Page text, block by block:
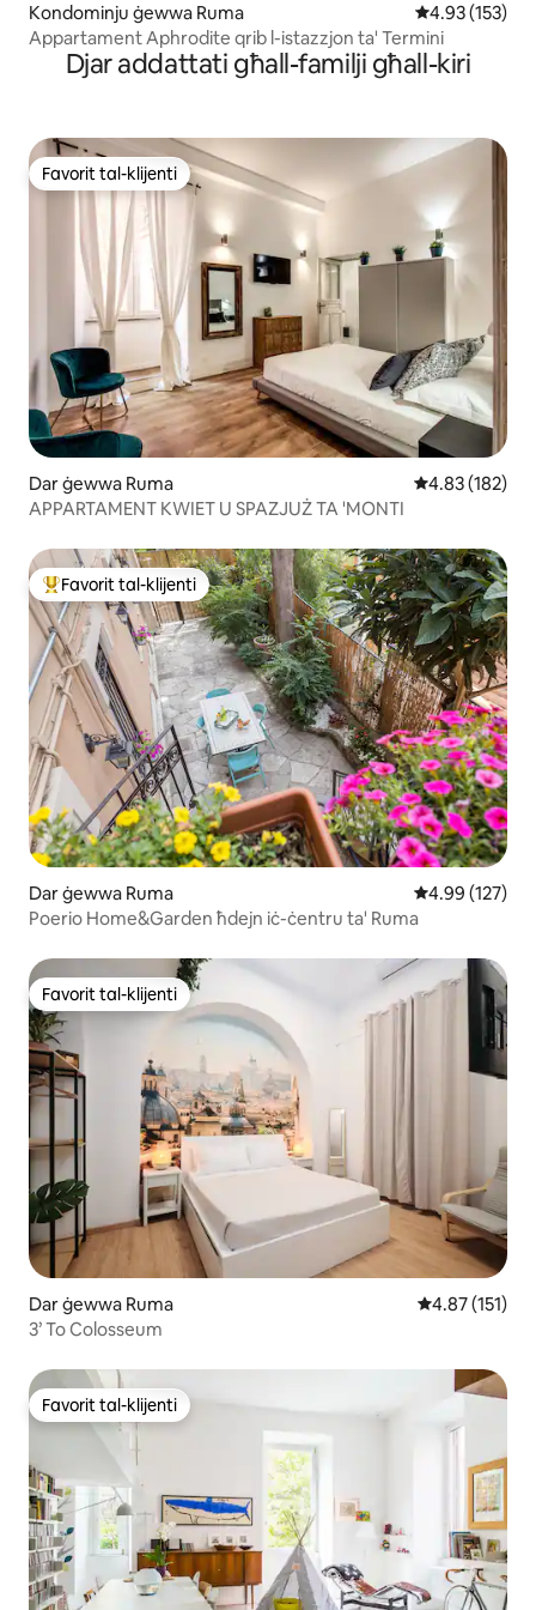
Kondominju ġewwa Ruma Rating medju
4.93 (153)
Appartament Aphrodite qrib l-istazzjon ta' Termini
Djar addattati għall-familji għall-kiri
Favorit tal-klijenti
Favorit tal-klijenti
Dar ġewwa Ruma Rating medju
4.83 (182)
APPARTAMENT KWIET U SPAZJUŻ TA 'MONTI
Wieħed mill-aqwa favoriti tal-klijenti
Favorit tal-klijenti
Dar ġewwa Ruma Rating medju
4.99 (127)
Poerio Home&Garden ħdejn iċ-ċentru ta' Ruma
Favorit tal-klijenti
Favorit tal-klijenti
Dar ġewwa Ruma Rating medju
4.87 (151)
3’ To Colosseum
Favorit tal-klijenti
Favorit tal-klijenti